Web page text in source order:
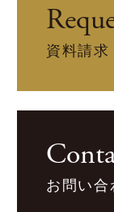
資料請求
お問い合